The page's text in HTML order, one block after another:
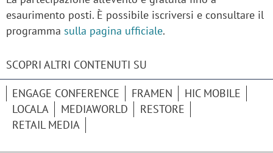
esaurimento posti. È possibile iscriversi e consultare il
programma sulla pagina ufficiale.
SCOPRI ALTRI CONTENUTI SU
ENGAGE CONFERENCE FRAMEN
HIC MOBILE
LOCALA
MEDIAWORLD
RESTORE
RETAIL MEDIA